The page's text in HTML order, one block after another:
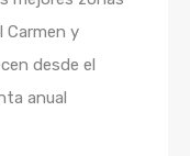
Carmen y
desde el
anual